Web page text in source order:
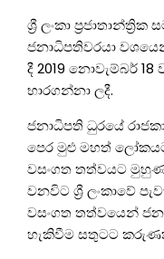
ශ්‍රී ලංකා
ජනාධිපතිවරයා
දී 2019 නොවැම්බර්
භාරගන්නා ලදී.
ජනාධිපති ධුරයේ
පෙර මුළු මහත්
වසංගත තත්වයට මුහුණ
වනවිට ශ්‍රී ලංකාවේ
වසංගත තත්වයෙන්
හැකිවීම සතුටට